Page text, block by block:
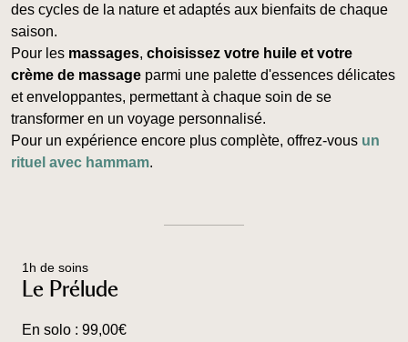
des cycles de la nature et adaptés aux bienfaits de chaque
saison.
Pour les massages, choisissez votre huile et votre
crème de massage parmi une palette d'essences délicates
et enveloppantes, permettant à chaque soin de se
transformer en un voyage personnalisé.
Pour un expérience encore plus complète, offrez-vous un
rituel avec hammam.
1h de soins
Le Prélude
En solo : 99,00€